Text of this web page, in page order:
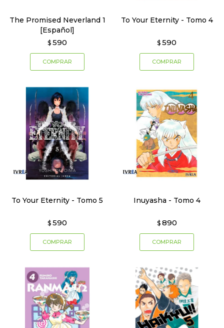
The Promised Neverland 1
[Español]
$ 590
To Your Eternity - Tomo 4
$ 590
To Your Eternity - Tomo 5
$ 590
Inuyasha - Tomo 4
$ 890